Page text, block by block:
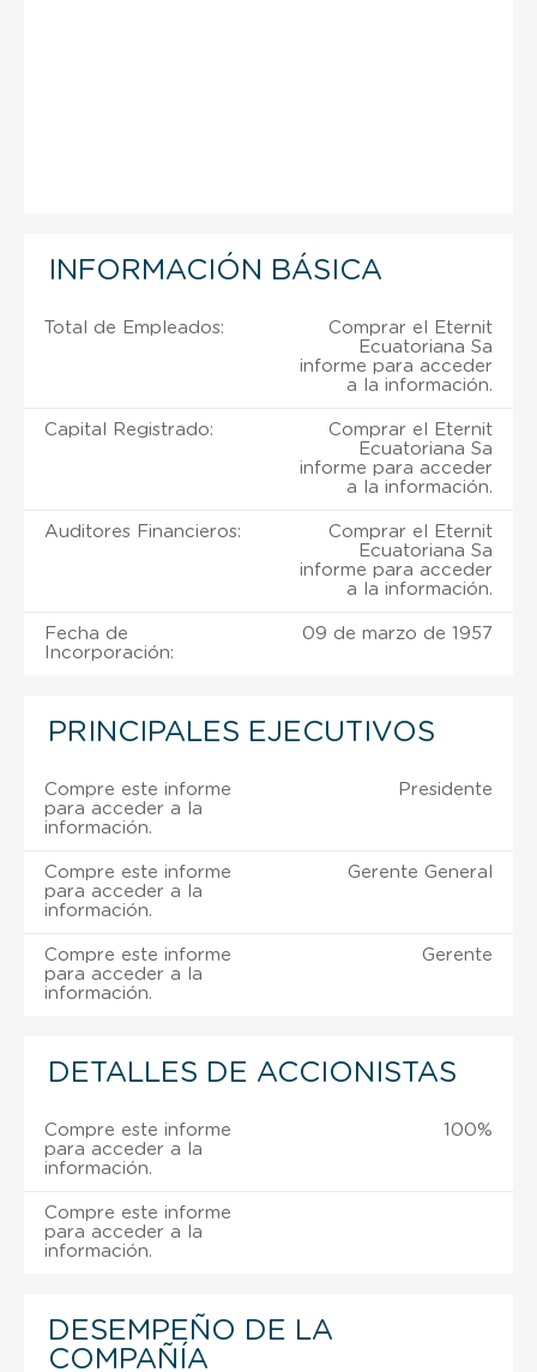
INFORMACIÓN BÁSICA
Total de Empleados:
Comprar el Eternit
Ecuatoriana Sa
informe para acceder
a la información.
Capital Registrado:
Comprar el Eternit
Ecuatoriana Sa
informe para acceder
a la información.
Auditores Financieros:
Comprar el Eternit
Ecuatoriana Sa
informe para acceder
a la información.
Fecha de
Incorporación:
09 de marzo de 1957
PRINCIPALES EJECUTIVOS
Compre este informe
para acceder a la
información.
Presidente
Compre este informe
para acceder a la
información.
Gerente General
Compre este informe
para acceder a la
información.
Gerente
DETALLES DE ACCIONISTAS
Compre este informe
para acceder a la
información.
100%
Compre este informe
para acceder a la
información.
DESEMPEÑO DE LA
COMPAÑÍA